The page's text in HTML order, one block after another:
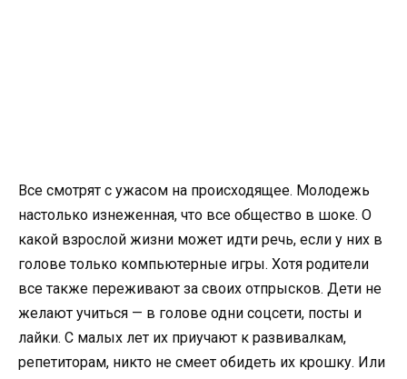
Все смотрят с ужасом на происходящее. Молодежь
настолько изнеженная, что все общество в шоке. О
какой взрослой жизни может идти речь, если у них в
голове только компьютерные игры. Хотя родители
все также переживают за своих отпрысков. Дети не
желают учиться — в голове одни соцсети, посты и
лайки. С малых лет их приучают к развивалкам,
репетиторам, никто не смеет обидеть их крошку. Или